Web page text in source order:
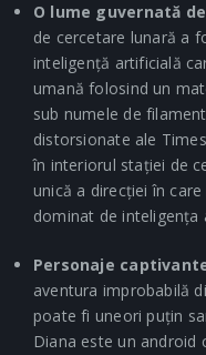
O lume guvernată
de cercetare lunară a
inteligență artificială
umană folosind un
sub numele de
distorsionate ale
în interiorul stației de
unică a direcției în
dominat de inteligența
Personaje
aventura improbabilă
poate fi uneori puțin
Diana este un android